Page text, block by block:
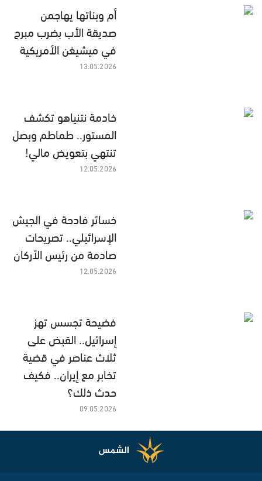
أم وبناتها يهاجمن
صديقة الأب بضرب مبرح
في ميشيغن الأمريكية
13.05.2026
خادمة نتنياهو تكشف
المستور.. طماطم وبصل
تنتهي بتعويض مالي!
12.05.2026
خسائر فادحة في الجيش
الإسرائيلي.. تصريحات
صادمة من رئيس الأركان
12.05.2026
فضيحة تجسس تهز
إسرائيل.. القبض على
ثلاث عناصر في قضية
تخابر مع إيران.. فكيف
حدث ذلك؟
09.05.2026